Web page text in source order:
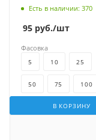
Есть в наличии: 370
95 руб./шт
В КОРЗИНУ
Фасовка
5 10 25
50 75 100